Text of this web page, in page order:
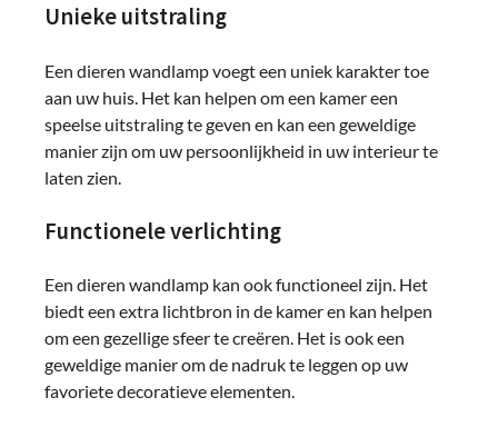
Unieke uitstraling
Een dieren wandlamp voegt een uniek karakter toe
aan uw huis. Het kan helpen om een ​​kamer een
speelse uitstraling te geven en kan een geweldige
manier zijn om uw persoonlijkheid in uw interieur te
laten zien.
Functionele verlichting
Een dieren wandlamp kan ook functioneel zijn. Het
biedt een extra lichtbron in de kamer en kan helpen
om een ​​gezellige sfeer te creëren. Het is ook een
geweldige manier om de nadruk te leggen op uw
favoriete decoratieve elementen.